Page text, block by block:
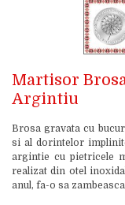
Martisor
Argintiu
Brosa gravata cu
si al dorintelor
argintie cu pietricele
realizat din otel
anul, fa-o sa